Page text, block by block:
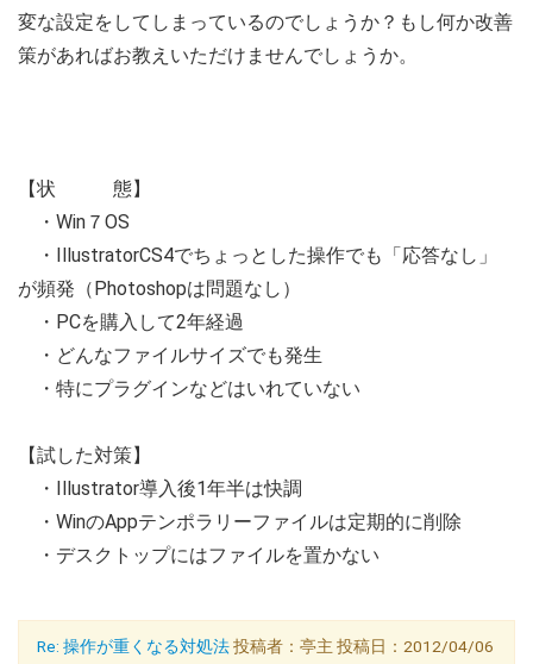
変な設定をしてしまっているのでしょうか？もし何か改善
策があればお教えいただけませんでしょうか。
【状 態】
・Win７OS
・IllustratorCS4でちょっとした操作でも「応答なし」
が頻発（Photoshopは問題なし）
・PCを購入して2年経過
・どんなファイルサイズでも発生
・特にプラグインなどはいれていない
【試した対策】
・Illustrator導入後1年半は快調
・WinのAppテンポラリーファイルは定期的に削除
・デスクトップにはファイルを置かない
Re: 操作が重くなる対処法投稿者：亭主 投稿日：2012/04/06